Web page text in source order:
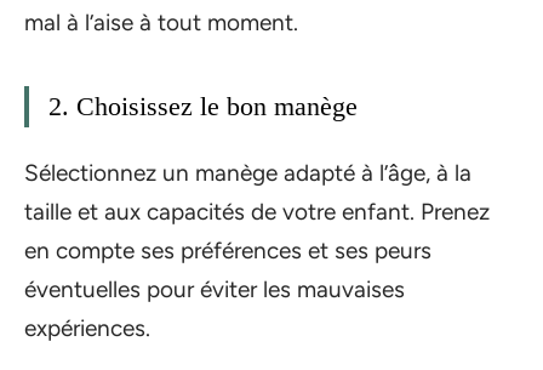
mal à l’aise à tout moment.
2. Choisissez le bon manège
Sélectionnez un manège adapté à l’âge, à la
taille et aux capacités de votre enfant. Prenez
en compte ses préférences et ses peurs
éventuelles pour éviter les mauvaises
expériences.